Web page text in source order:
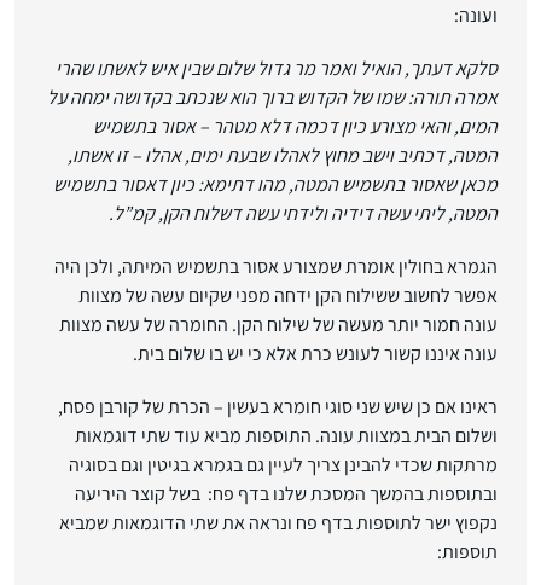
ועונה:
סלקא דעתך, הואיל ואמר מר גדול שלום שבין איש לאשתו שהרי
אמרה תורה: שמו של הקדוש ברוך הוא שנכתב בקדושה ימחה על
המים, והאי מצורע כיון דכמה דלא מטהר – אסור בתשמיש
המטה, דכתיב וישב מחוץ לאהלו שבעת ימים, אהלו – זו אשתו,
מכאן שאסור בתשמיש המטה, מהו דתימא: כיון דאסור בתשמיש
המטה, ליתי עשה דידיה ולידחי עשה דשלוח הקן, קמ”ל.
הגמרא בחולין אומרת שמצורע אסור בתשמיש המיתה, ולכן היה
אפשר לחשוב ששילוח הקן ידחה מפני שקיום עשה של מצוות
עונה חמור יותר מעשה של שילוח הקן. החומרה של עשה מצוות
עונה איננו קשור לעונש כרת אלא כי יש בו שלום בית.
ראינו אם כן שיש שני סוגי חומרא בעשין – הכרת של קורבן פסח,
ושלום הבית במצוות עונה. התוספות מביא עוד שתי דוגמאות
מרתקות שכדי להבינן צריך לעיין גם בגמרא בגיטין וגם בסוגיה
ובתוספות בהמשך המסכת שלנו בדף פח: בשל קוצר היריעה
נקפוץ ישר לתוספות בדף פח ונראה את שתי הדוגמאות שמביא
תוספות: